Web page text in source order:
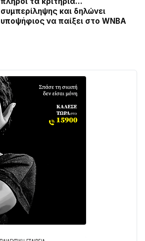
συμπερίληψης και δηλώνει
υποψήφιος να παίξει στο WNBA